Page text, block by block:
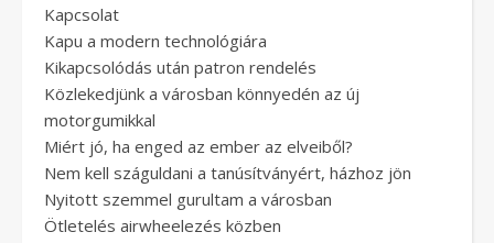
Kapcsolat
Kapu a modern technológiára
Kikapcsolódás után patron rendelés
Közlekedjünk a városban könnyedén az új
motorgumikkal
Miért jó, ha enged az ember az elveiből?
Nem kell száguldani a tanúsítványért, házhoz jön
Nyitott szemmel gurultam a városban
Ötletelés airwheelezés közben